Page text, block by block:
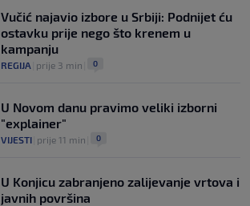
eura stigao na Santiago Bernabeu
NOGOMET|prije 3 h| 0
Vučić najavio izbore u Srbiji: Podnijet ću
ostavku prije nego što krenem u
kampanju
REGIJA prije 3 min 0
U Novom danu pravimo veliki izborni
"explainer"
VIJESTI prije 11 min 0
U Konjicu zabranjeno zalijevanje vrtova i
javnih površina